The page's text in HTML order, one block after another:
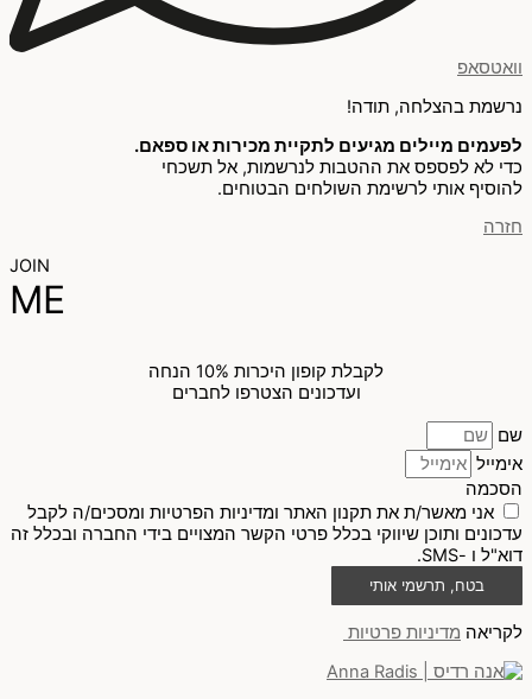
וואטסאפ
נרשמת בהצלחה, תודה!
לפעמים מיילים מגיעים לתקיית מכירות או ספאם.
כדי לא לפספס את ההטבות לנרשמות, אל תשכחי
להוסיף אותי לרשימת השולחים הבטוחים.
חזרה
JOIN
ME
לקבלת קופון היכרות 10% הנחה
ועדכונים הצטרפו לחברים
שם
אימייל
הסכמה
אני מאשר/ת את תקנון האתר ומדיניות הפרטיות ומסכים/ה לקבל
עדכונים ותוכן שיווקי בכלל פרטי הקשר המצויים בידי החברה ובכלל זה
דוא"ל ו -SMS.
בטח, תרשמי אותי
לקריאה מדיניות פרטיות